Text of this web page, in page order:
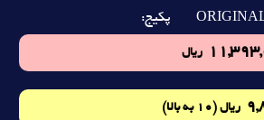
پکیج:
ریال
ریال (10 به بالا)